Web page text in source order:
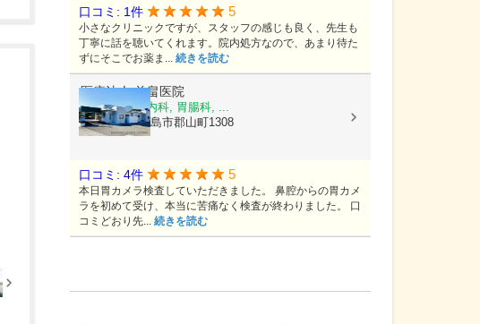
口コミ: 1件 5
小さなクリニックですが、スタッフの感じも良く、先生も
丁寧に話を聴いてくれます。院内処方なので、あまり待た
ずにそこでお薬ま... 続きを読む
医療法人前畠医院
内科, 消化器内科, 胃腸科, ...
鹿児島県鹿児島市郡山町1308
口コミ: 4件 5
本日胃カメラ検査していただきました。 鼻腔からの胃カメ
ラを初めて受け、本当に苦痛なく検査が終わりました。 口
コミどおり先... 続きを読む